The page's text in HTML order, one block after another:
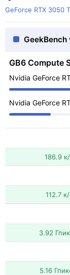
GeForce RTX 3050
GeekBench
GB6 Compute
Nvidia GeForce
Nvidia GeForce
186.9
112.7
3.92
5.16